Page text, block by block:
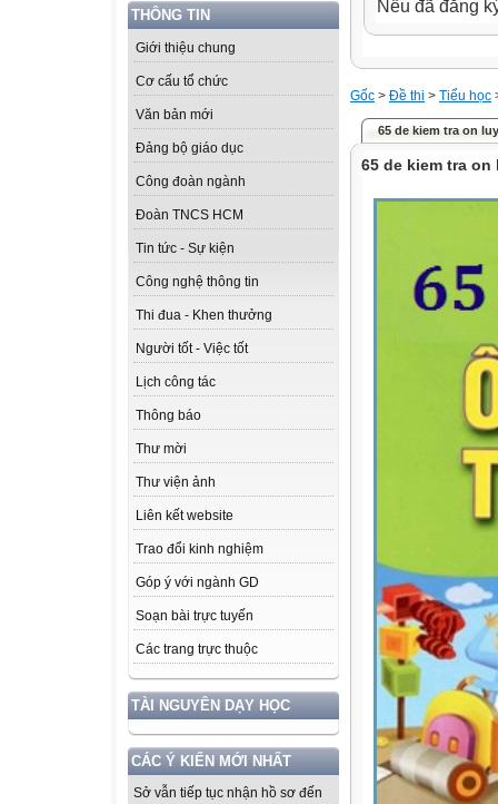
THÔNG TIN
Giới thiệu chung
Cơ cấu tổ chức
Văn bản mới
Đảng bộ giáo dục
Công đoàn ngành
Đoàn TNCS HCM
Tin tức - Sự kiện
Công nghệ thông tin
Thi đua - Khen thưởng
Người tốt - Việc tốt
Lịch công tác
Thông báo
Thư mời
Thư viện ảnh
Liên kết website
Trao đổi kinh nghiệm
Góp ý với ngành GD
Soạn bài trực tuyến
Các trang trực thuộc
TÀI NGUYÊN DẠY HỌC
CÁC Ý KIẾN MỚI NHẤT
Sở vẫn tiếp tục nhận hồ sơ đến
Nếu đã đăng
Gốc > Đề thi > Tiểu học
65 de kiem tra on
65 de kiem tra